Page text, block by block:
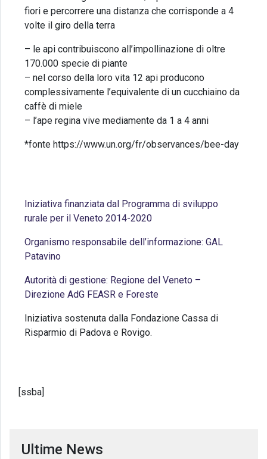
fiori e percorrere una distanza che corrisponde a 4
volte il giro della terra
– le api contribuiscono all’impollinazione di oltre
170.000 specie di piante
– nel corso della loro vita 12 api producono
complessivamente l’equivalente di un cucchiaino da
caffè di miele
– l’ape regina vive mediamente da 1 a 4 anni
*fonte https://www.un.org/fr/observances/bee-day
Iniziativa finanziata dal Programma di sviluppo
rurale per il Veneto 2014-2020
Organismo responsabile dell’informazione: GAL
Patavino
Autorità di gestione: Regione del Veneto –
Direzione AdG FEASR e Foreste
Iniziativa sostenuta dalla Fondazione Cassa di
Risparmio di Padova e Rovigo.
[ssba]
Ultime News